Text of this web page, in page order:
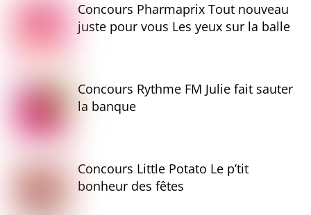
Concours Pharmaprix Tout nouveau
juste pour vous Les yeux sur la balle
Concours Rythme FM Julie fait sauter
la banque
Concours Little Potato Le p’tit
bonheur des fêtes